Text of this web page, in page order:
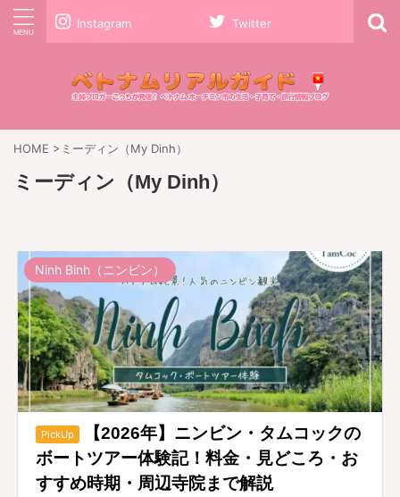
Instagram Twitter
HOME > ミーディン（My Dinh）
ミーディン（My Dinh）
Ninh Binh（ニンビン）
PickUp
【2026年】ニンビン・タムコックの
ボートツアー体験記！料金・見どころ・お
すすめ時期・周辺寺院まで解説